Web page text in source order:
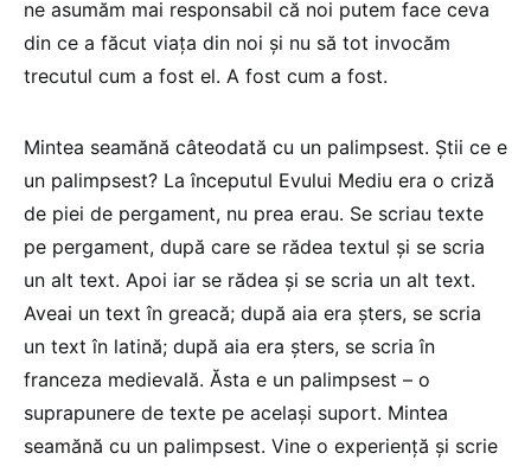
ne asumăm mai responsabil că noi putem face ceva
din ce a făcut viața din noi și nu să tot invocăm
trecutul cum a fost el. A fost cum a fost.
Mintea seamănă câteodată cu un palimpsest. Știi ce e
un palimpsest? La începutul Evului Mediu era o criză
de piei de pergament, nu prea erau. Se scriau texte
pe pergament, după care se rădea textul și se scria
un alt text. Apoi iar se rădea și se scria un alt text.
Aveai un text în greacă; după aia era șters, se scria
un text în latină; după aia era șters, se scria în
franceza medievală. Ăsta e un palimpsest – o
suprapunere de texte pe același suport. Mintea
seamănă cu un palimpsest. Vine o experiență și scrie